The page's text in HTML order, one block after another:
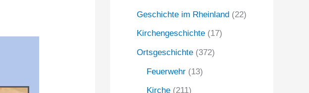
Geschichte im Rheinland (22)
Kirchengeschichte (17)
Ortsgeschichte (372)
Feuerwehr (13)
Kirche (211)